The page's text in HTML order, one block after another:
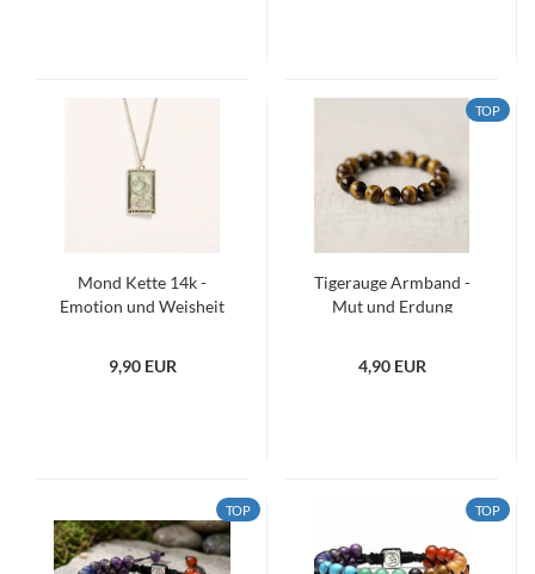
Mond Kette 14k -
Emotion und Weisheit
9,90 EUR
TOP
Tigerauge Armband -
Mut und Erdung
4,90 EUR
TOP TOP